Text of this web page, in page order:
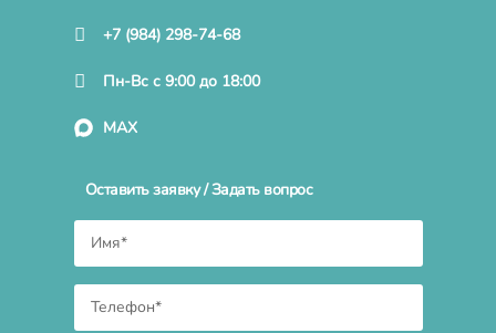
+7 (984) 298-74-68
Пн-Вс с 9:00 до 18:00
MAX
Оставить заявку / Задать вопрос